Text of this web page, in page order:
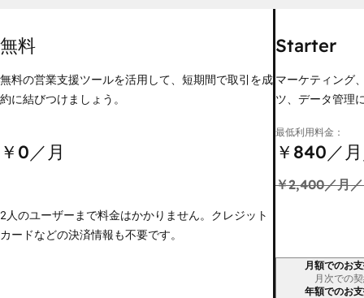
無料
無料の営業支援ツールを活用して、短期間で取引を成
約に結びつけましょう。
￥0／月
2人のユーザーまで料金はかかりません。クレジット
カードなどの決済情報も不要です。
Starter
マーケティング
ツ、データ管理
最低利用料金：
￥840／
￥2,400／月
請求期間月額でのお
月次での
年額でのお